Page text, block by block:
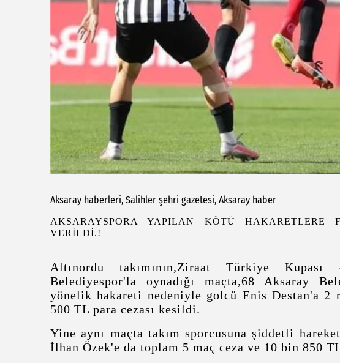
Aksaray haberleri, Salihler şehri gazetesi, Aksaray haber
AKSARAYSPORA YAPILAN KÖTÜ HAKARETLERE
VERİLDİ.!
Altınordu takımının,Ziraat Türkiye
Belediyespor'la oynadığı maçta,68 Aksaray
yönelik hakareti nedeniyle golcü Enis Destan'a 2
500 TL para cezası kesildi.
Yine aynı maçta takım sporcusuna şiddetli
İlhan Özek'e da toplam 5 maç ceza ve 10 bin 850